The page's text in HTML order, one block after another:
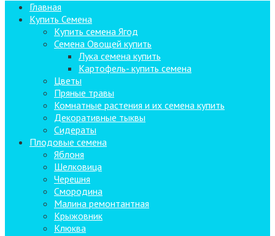
Главная
Купить Семена
Купить семена Ягод
Семена Овощей купить
Лука семена купить
Картофель- купить семена
Цветы
Пряные травы
Комнатные растения и их семена купить
Декоративные тыквы
Сидераты
Плодовые семена
Яблоня
Шелковица
Черешня
Смородина
Малина ремонтантная
Крыжовник
Клюква